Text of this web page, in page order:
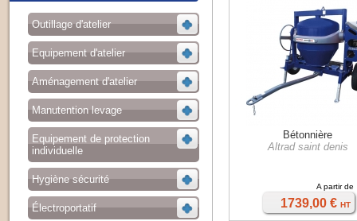
Outillage d'atelier
Equipement d'atelier
Aménagement d'atelier
Manutention levage
Equipement de protection
individuelle
Hygiène sécurité
Électroportatif
Bétonnière
Altrad saint denis
A partir de
1739,00 € HT